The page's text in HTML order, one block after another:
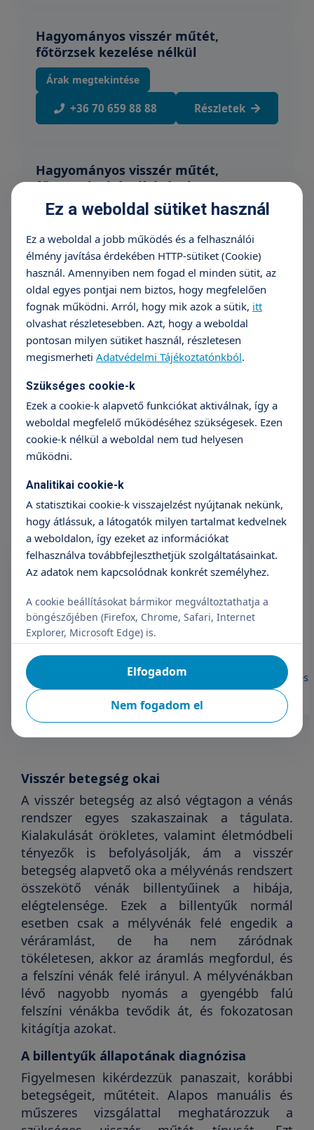
Hagyományos visszér műtét,
főtörzsek kezelése nélkül
Árak megtekintése
+36 70 659 88 88 Részletek
Hagyományos visszér műtét,
főtörzsek eltávolításával
(crossectomia, stripping)
+36 70 659 88 88 Részletek
Lézeres visszérműtét
Árak megtekintése
Ragasztásos visszérműtét
699 990 Ft-tól
+36 70 659 88 88
Dr. Balla István
Sebész
Visszér betegség okai
A visszér betegség az alsó végtagon a vénás
rendszer egyes szakaszainak a tágulata.
Kialakulását örökletes, valamint életmódbeli
tényezők is befolyásolják, ám a visszér
betegség alapvető oka a mélyvénás rendszert
összekötő vénák billentyűinek a hibája,
elégtelensége. Ezek a billentyűk normál
esetben csak a mélyvénák felé engedik a
véráramlást, de ha nem záródnak
tökéletesen, akkor az áramlás megfordul, és
a felszíni vénák felé irányul. A mélyvénákban
lévő nagyobb nyomás a gyengébb falú
felszíni vénákba tevődik át, és fokozatosan
kitágítja azokat.
A billentyűk állapotának diagnózisa
Figyelmesen kikérdezzük panaszait, korábbi
betegségeit, műtéteit. Alapos manuális és
műszeres vizsgálattal meghatározzuk a
Ez a weboldal sütiket használ
Ez a weboldal a jobb működés és a felhasználói
élmény javítása érdekében HTTP-sütiket (Cookie)
használ. Amennyiben nem fogad el minden sütit, az
oldal egyes pontjai nem biztos, hogy megfelelően
fognak működni. Arról, hogy mik azok a sütik, itt
olvashat részletesebben. Azt, hogy a weboldal
pontosan milyen sütiket használ, részletesen
megismerheti Adatvédelmi Tájékoztatónkból.
Szükséges cookie-k
Ezek a cookie-k alapvető funkciókat aktiválnak, így a
weboldal megfelelő működéséhez szükségesek. Ezen
cookie-k nélkül a weboldal nem tud helyesen
működni.
Analitikai cookie-k
A statisztikai cookie-k visszajelzést nyújtanak nekünk,
hogy átlássuk, a látogatók milyen tartalmat kedvelnek
a weboldalon, így ezeket az információkat
felhasználva továbbfejleszthetjük szolgáltatásainkat.
Az adatok nem kapcsolódnak konkrét személyhez.
A cookie beállításokat bármikor megváltoztathatja a
böngészőjében (Firefox, Chrome, Safari, Internet
Explorer, Microsoft Edge) is.
Nem fogadom el
Elfogadom